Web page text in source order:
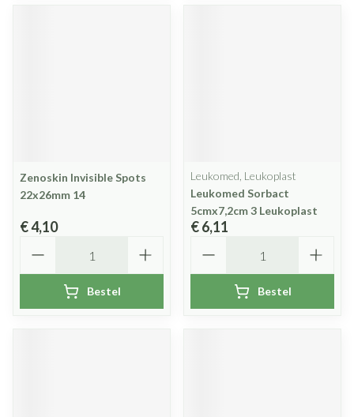
Zenoskin Invisible Spots
22x26mm 14
€ 4,10
Bestel
Leukomed, Leukoplast
Leukomed Sorbact
5cmx7,2cm 3 Leukoplast
€ 6,11
Bestel